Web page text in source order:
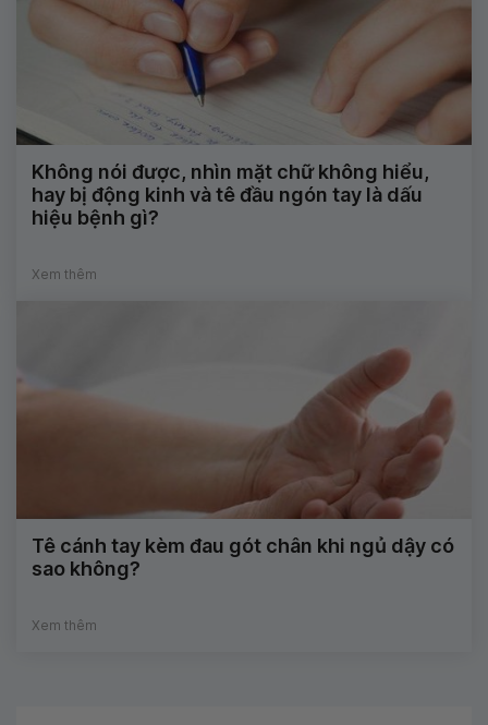
Không nói được, nhìn mặt chữ không hiểu,
hay bị động kinh và tê đầu ngón tay là dấu
hiệu bệnh gì?
Xem thêm
Tê cánh tay kèm đau gót chân khi ngủ dậy có
sao không?
Xem thêm